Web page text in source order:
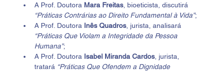
A Prof. Doutora Mara Freitas , bioeticista, discutirá
“Práticas Contrárias ao Direito Fundamental à Vida”;
A Prof. Doutora Inês Quadros , jurista, analisará
“Práticas Que Violam a Integridade da Pessoa
Humana”;
A Prof. Doutora Isabel Miranda Cardos , jurista,
tratará “Práticas Que Ofendem a Dignidade